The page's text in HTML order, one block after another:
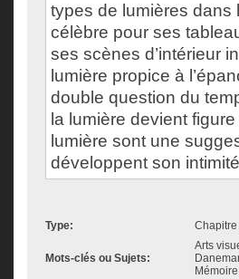
types de lumières dans
célèbre pour ses
ses scènes d’intérieur
lumière propice à
double question du
la lumière devient
lumière sont une
développent son
Type:
Mots-clés ou Sujets:
Arts